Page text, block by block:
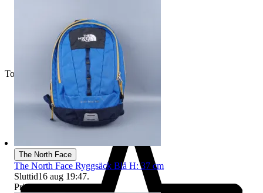
Toppsäljare
The North Face
The North Face Ryggsäck Blå H: 37 cm
Sluttid16 aug 19:47.
Pris:1 kr,Utropspris.